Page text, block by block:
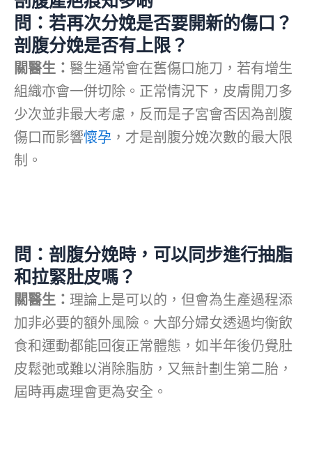
問：若再次分娩是否要開新的傷口？
剖腹分娩是否有上限？
關醫生： 醫生通常會在舊傷口施刀，若有增生
組織亦會一併切除。正常情況下，皮膚開刀多
少次並非最大考慮，反而是子宮會否因為剖腹
傷口而影響懷孕 ，才是剖腹分娩次數的最大限
制。
問：剖腹分娩時，可以同步進行抽脂
和拉緊肚皮嗎？
關醫生： 理論上是可以的，但會為生產過程添
加非必要的額外風險。大部分婦女透過均衡飲
食和運動都能回復正常體態，如半年後仍覺肚
皮鬆弛或難以消除脂肪，又無計劃生第二胎，
屆時再處理會更為安全。